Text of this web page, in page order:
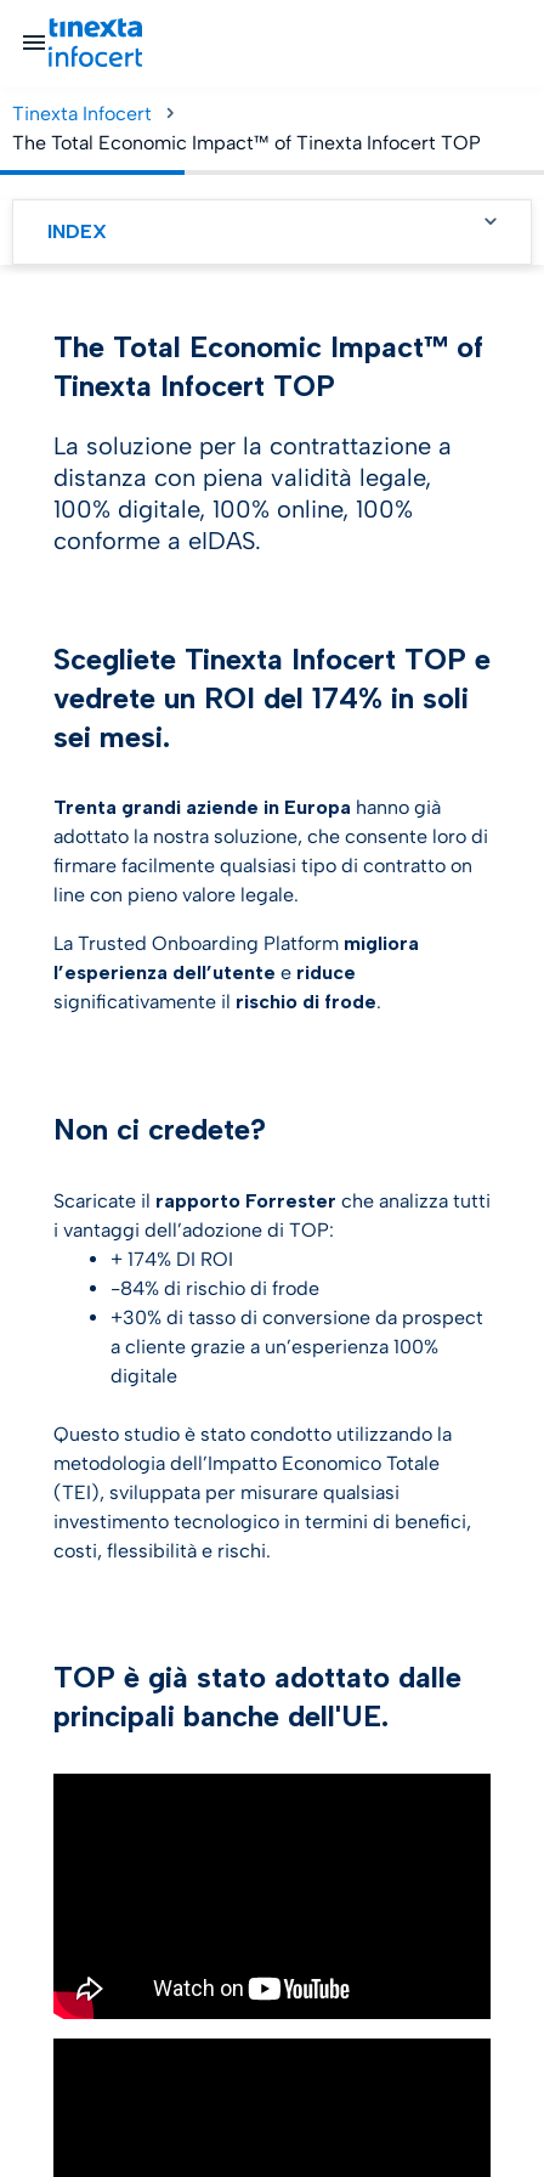
Tinexta Infocert
The Total Economic Impact™ of Tinexta Infocert TOP
INDEX
Non ci credete?
dalle principali banche
dell'UE.
The Total Economic Impact™ of
Tinexta Infocert TOP
La soluzione per la contrattazione a
distanza con piena validità legale,
100% digitale, 100% online, 100%
conforme a eIDAS.
Scegliete Tinexta Infocert TOP e
vedrete un ROI del 174% in soli
sei mesi.
Trenta grandi aziende in Europa hanno già
adottato la nostra soluzione, che consente loro di
firmare facilmente qualsiasi tipo di contratto on
line con pieno valore legale.
La Trusted Onboarding Platform migliora
l’esperienza dell’utente e riduce
significativamente il rischio di frode.
Non ci credete?
Scaricate il rapporto Forrester che analizza tutti
i vantaggi dell’adozione di TOP:
+ 174% DI ROI
-84% di rischio di frode
+30% di tasso di conversione da prospect
a cliente grazie a un’esperienza 100%
digitale
Questo studio è stato condotto utilizzando la
metodologia dell’Impatto Economico Totale
(TEI), sviluppata per misurare qualsiasi
investimento tecnologico in termini di benefici,
costi, flessibilità e rischi.
TOP è già stato adottato dalle
principali banche dell'UE.